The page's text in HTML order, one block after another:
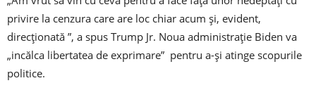
privire la cenzura care are loc chiar acum și, evident,
direcționată ”, a spus Trump Jr. Noua administrație Biden va
„incălca libertatea de exprimare” pentru a-și atinge scopurile
politice.